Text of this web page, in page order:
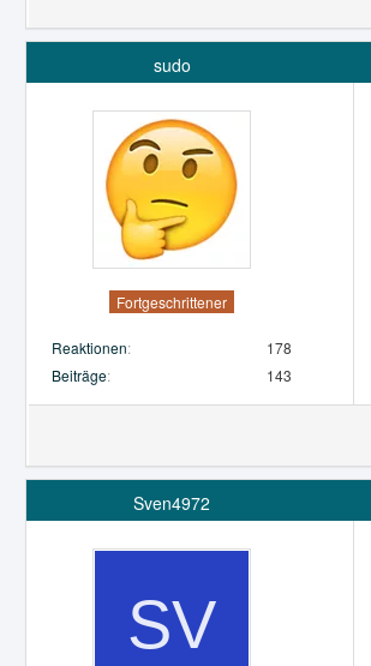
sudo
Fortgeschrittener
Reaktionen
178
Beiträge
143
Sven4972